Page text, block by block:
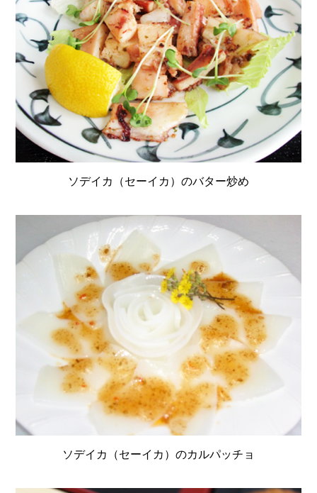
ソデイカ（セーイカ）のバター炒め
ソデイカ（セーイカ）のカルパッチョ